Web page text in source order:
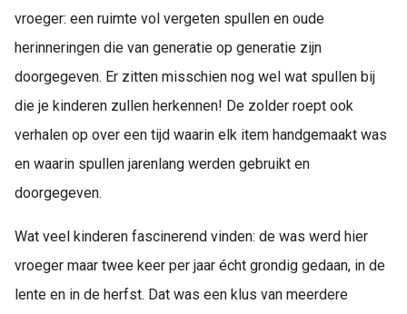
vroeger: een ruimte vol vergeten spullen en oude
herinneringen die van generatie op generatie zijn
doorgegeven. Er zitten misschien nog wel wat spullen bij
die je kinderen zullen herkennen! De zolder roept ook
verhalen op over een tijd waarin elk item handgemaakt was
en waarin spullen jarenlang werden gebruikt en
doorgegeven.
Wat veel kinderen fascinerend vinden: de was werd hier
vroeger maar twee keer per jaar écht grondig gedaan, in de
lente en in de herfst. Dat was een klus van meerdere